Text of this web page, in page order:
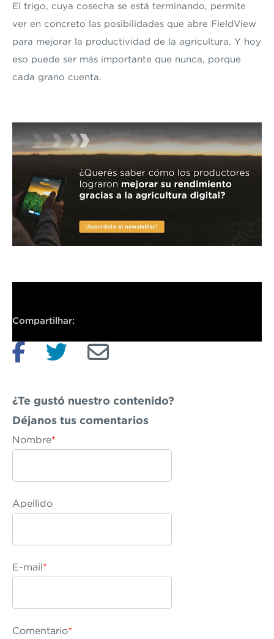
El trigo, cuya cosecha se está terminando, permite
ver en concreto las posibilidades que abre FieldView
para mejorar la productividad de la agricultura. Y hoy
eso puede ser más importante que nunca, porque
cada grano cuenta.
Compartilhar:
¿Te gustó nuestro contenido?
Déjanos tus comentarios
Nombre*
Apellido
E-mail*
Comentario*